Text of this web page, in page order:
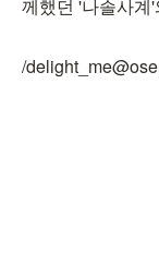
께했던 '나솔사계
/